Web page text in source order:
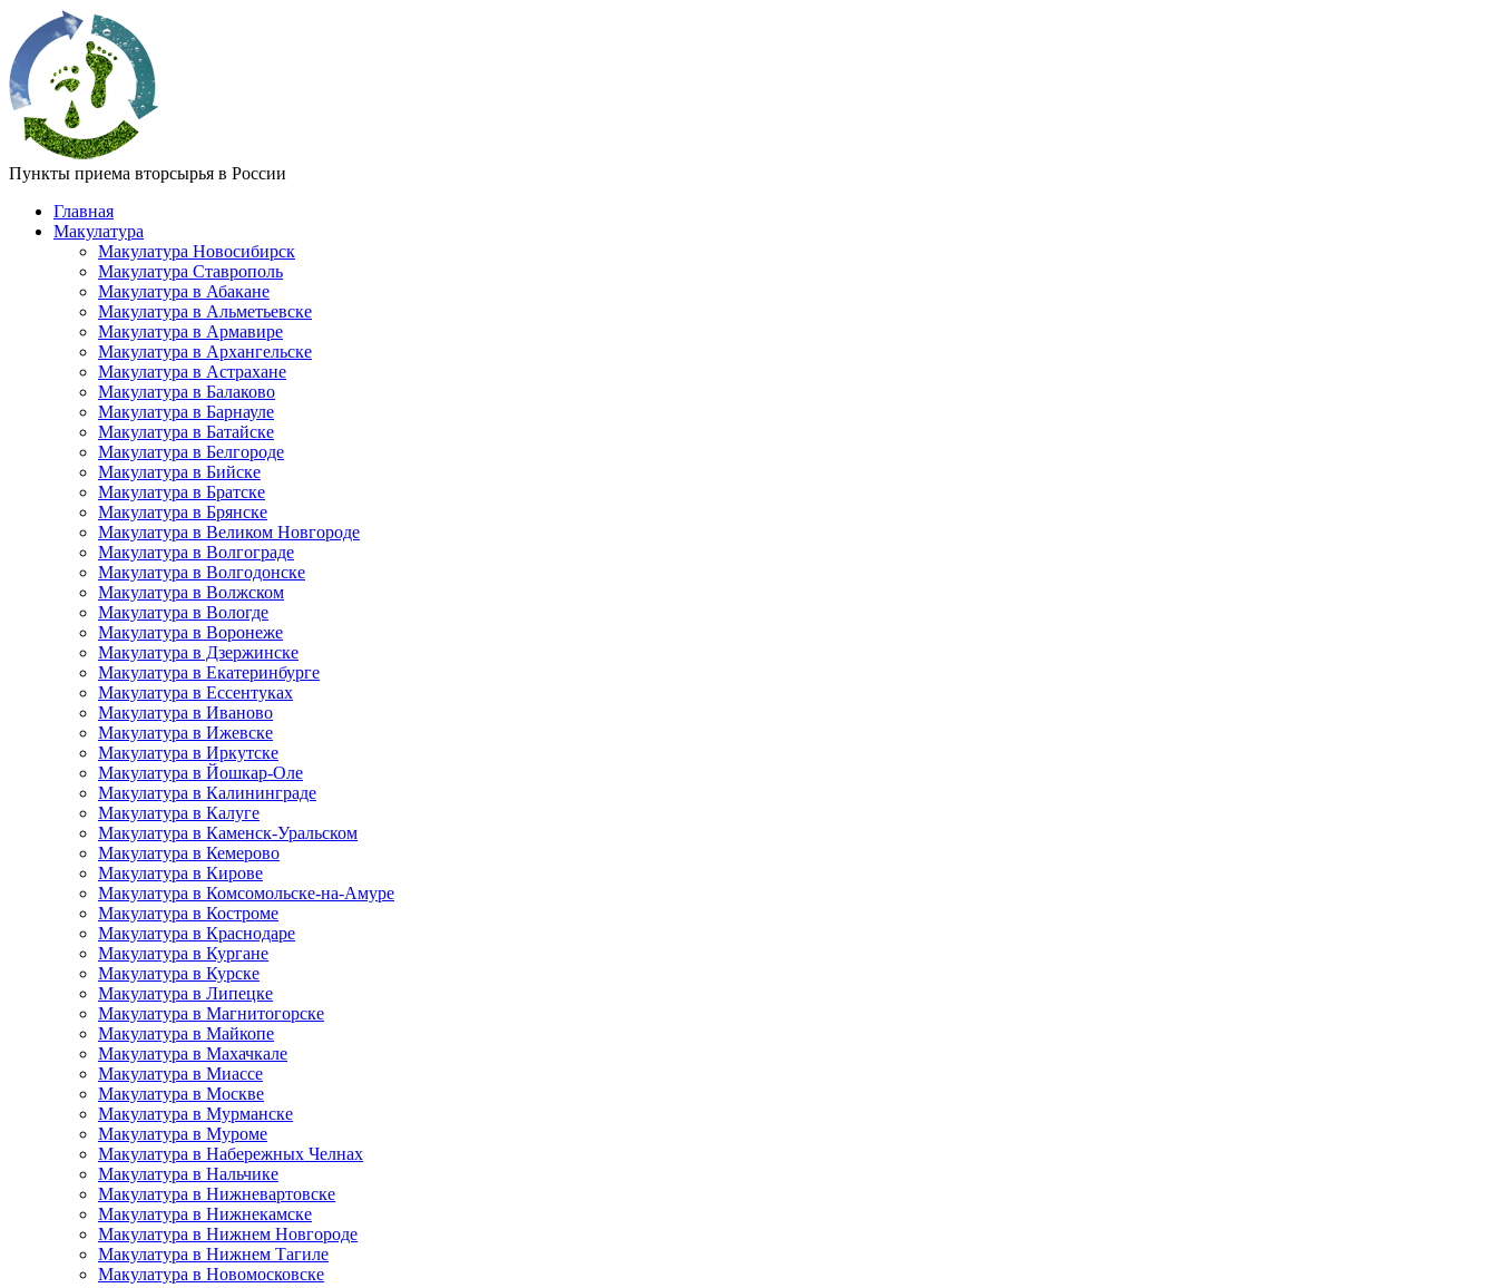
Пункты приема вторсырья в России
Главная
Макулатура
Макулатура Новосибирск
Макулатура Ставрополь
Макулатура в Абакане
Макулатура в Альметьевске
Макулатура в Армавире
Макулатура в Архангельске
Макулатура в Астрахане
Макулатура в Балаково
Макулатура в Барнауле
Макулатура в Батайске
Макулатура в Белгороде
Макулатура в Бийске
Макулатура в Братске
Макулатура в Брянске
Макулатура в Великом Новгороде
Макулатура в Волгограде
Макулатура в Волгодонске
Макулатура в Волжском
Макулатура в Вологде
Макулатура в Воронеже
Макулатура в Дзержинске
Макулатура в Екатеринбурге
Макулатура в Ессентуках
Макулатура в Иваново
Макулатура в Ижевске
Макулатура в Иркутске
Макулатура в Йошкар-Оле
Макулатура в Калининграде
Макулатура в Калуге
Макулатура в Каменск-Уральском
Макулатура в Кемерово
Макулатура в Кирове
Макулатура в Комсомольске-на-Амуре
Макулатура в Костроме
Макулатура в Краснодаре
Макулатура в Кургане
Макулатура в Курске
Макулатура в Липецке
Макулатура в Магнитогорске
Макулатура в Майкопе
Макулатура в Махачкале
Макулатура в Миассе
Макулатура в Москве
Макулатура в Мурманске
Макулатура в Муроме
Макулатура в Набережных Челнах
Макулатура в Нальчике
Макулатура в Нижневартовске
Макулатура в Нижнекамске
Макулатура в Нижнем Новгороде
Макулатура в Нижнем Тагиле
Макулатура в Новомосковске